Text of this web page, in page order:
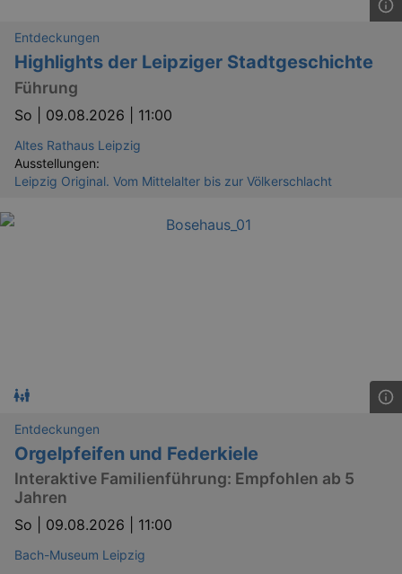
Entdeckungen
Highlights der Leipziger Stadtgeschichte
Führung
So | 09.08.2026 | 11:00
Altes Rathaus Leipzig
Ausstellungen:
Leipzig Original. Vom Mittelalter bis zur Völkerschlacht
Entdeckungen
Orgelpfeifen und Federkiele
Interaktive Familienführung: Empfohlen ab 5
Jahren
So | 09.08.2026 | 11:00
Bach-Museum Leipzig